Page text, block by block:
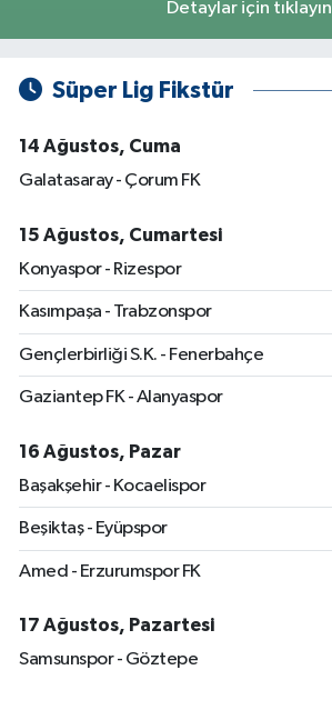
Detaylar için tıklayın
Süper Lig Fikstür
14 Ağustos, Cuma
Galatasaray - Çorum FK
15 Ağustos, Cumartesi
Konyaspor - Rizespor
Kasımpaşa - Trabzonspor
Gençlerbirliği S.K. - Fenerbahçe
Gaziantep FK - Alanyaspor
16 Ağustos, Pazar
Başakşehir - Kocaelispor
Beşiktaş - Eyüpspor
Amed - Erzurumspor FK
17 Ağustos, Pazartesi
Samsunspor - Göztepe